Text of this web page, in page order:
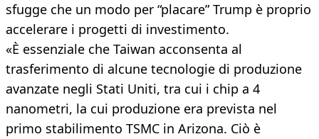
sfugge che un modo per “placare” Trump è proprio
accelerare i progetti di investimento.
«È essenziale che Taiwan acconsenta al
trasferimento di alcune tecnologie di produzione
avanzate negli Stati Uniti, tra cui i chip a 4
nanometri, la cui produzione era prevista nel
primo stabilimento TSMC in Arizona. Ciò è